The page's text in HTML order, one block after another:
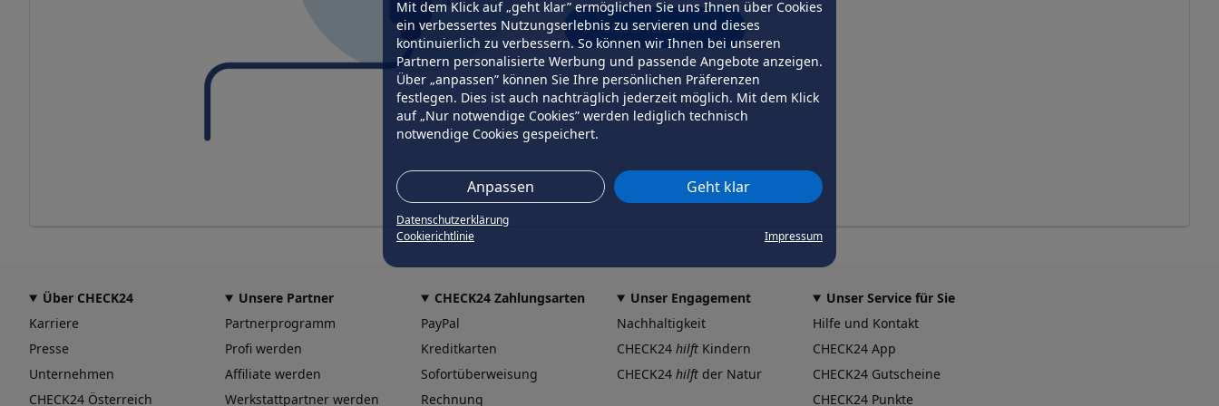
Mit dem Klick auf „geht klar” ermöglichen Sie uns Ihnen über Cookies
ein verbessertes Nutzungserlebnis zu servieren und dieses
kontinuierlich zu verbessern. So können wir Ihnen bei unseren
Partnern personalisierte Werbung und passende Angebote anzeigen.
Über „anpassen” können Sie Ihre persönlichen Präferenzen
festlegen. Dies ist auch nachträglich jederzeit möglich. Mit dem Klick
auf „Nur notwendige Cookies” werden lediglich technisch
notwendige Cookies gespeichert.
Anpassen Geht klar
Datenschutzerklärung
Cookierichtlinie
Impressum
erneut versuchen
Über CHECK24
Karriere
Presse
Unternehmen
CHECK24 Österreich
Unsere Partner
Partnerprogramm
Profi werden
Affiliate werden
Werkstattpartner werden
CHECK24 Zahlungsarten
PayPal
Kreditkarten
Sofortüberweisung
Rechnung
Unser Engagement
Nachhaltigkeit
CHECK24 hilft Kindern
CHECK24 hilft der Natur
Unser Service für Sie
Hilfe und Kontakt
CHECK24 App
CHECK24 Gutscheine
CHECK24 Punkte